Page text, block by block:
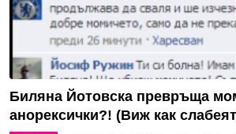
Биляна Йотовска превръща
анорексички?! (Виж как